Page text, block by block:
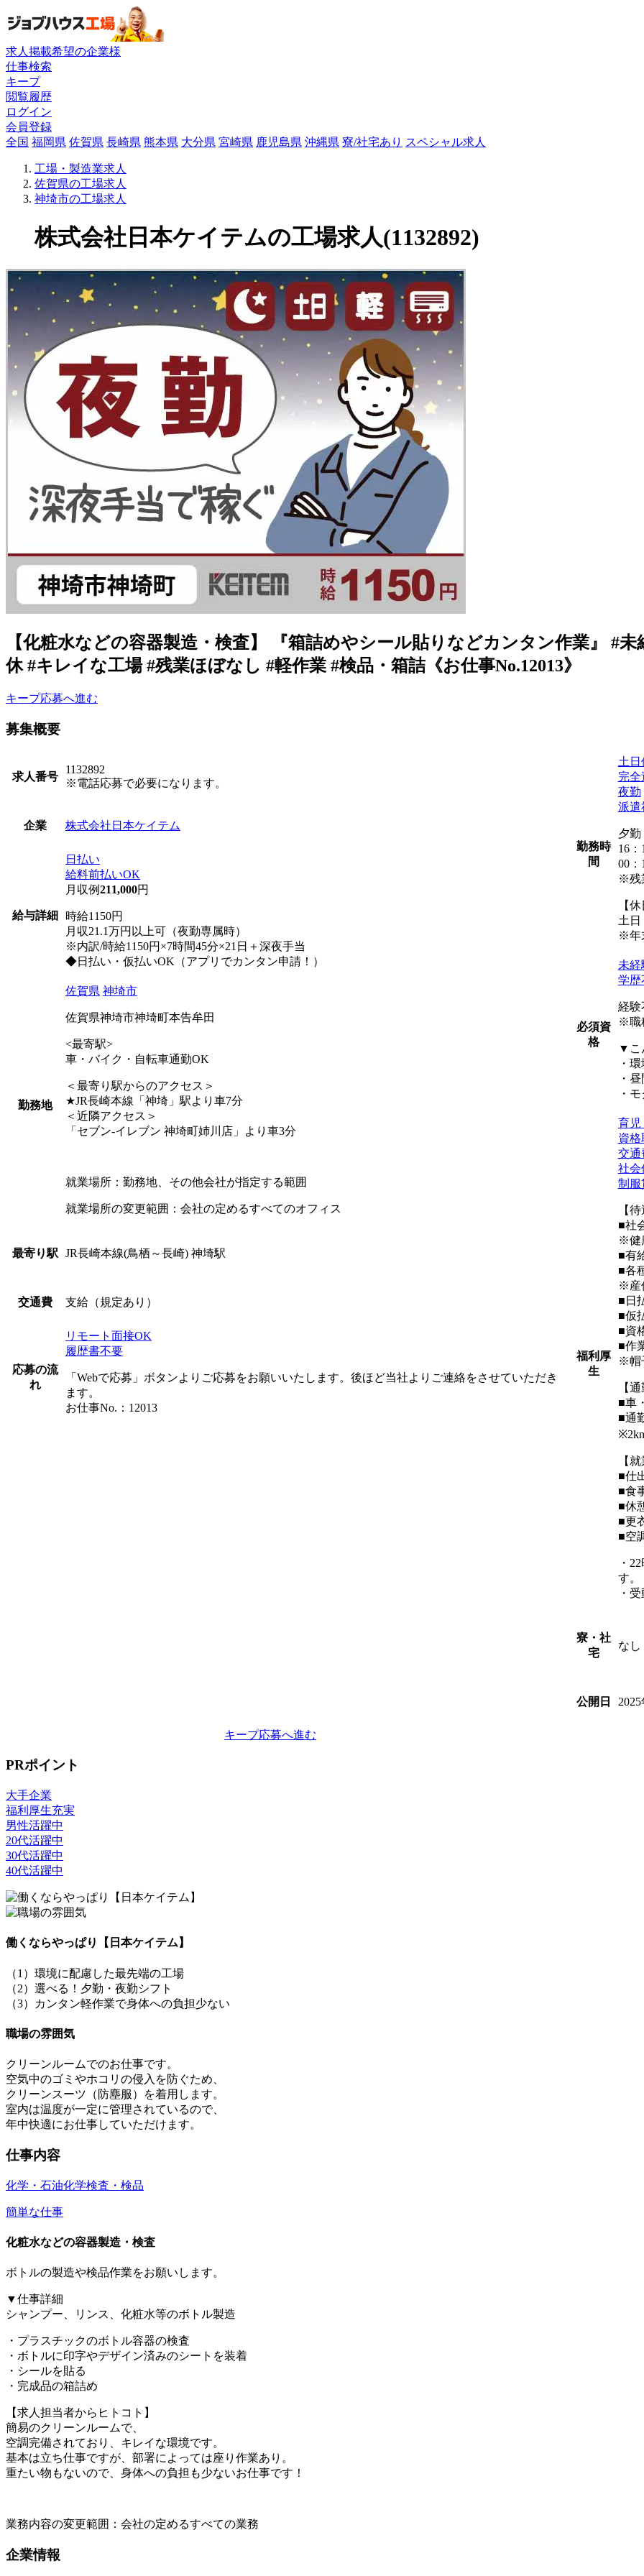
求人掲載希望の企業様
仕事検索
キープ
閲覧履歴
ログイン
会員登録
全国 福岡県 佐賀県 長崎県 熊本県 大分県 宮崎県 鹿児島県 沖縄県 寮/社宅あり スペシャル求人
工場・製造業求人
佐賀県の工場求人
神埼市の工場求人
株式会社日本ケイテムの工場求人(1132892)
【化粧水などの容器製造・検査】 『箱詰めやシール貼りなどカンタン作業』 #未
休 #キレイな工場 #残業ほぼなし #軽作業 #検品・箱詰《お仕事No.12013》
キープ応募へ進む
募集概要
求人番号
1132892
※電話応募で必要になります。
企業 株式会社日本ケイテム
給与詳細
日払い
給料前払いOK
月収例211,000円
時給1150円
月収21.1万円以上可（夜勤専属時）
※内訳/時給1150円×7時間45分×21日＋深夜手当
◆日払い・仮払いOK（アプリでカンタン申請！）
勤務地
佐賀県 神埼市
佐賀県神埼市神埼町本告牟田
<最寄駅>
車・バイク・自転車通勤OK
＜最寄り駅からのアクセス＞
★JR長崎本線「神埼」駅より車7分
＜近隣アクセス＞
「セブン-イレブン 神埼町姉川店」より車3分
就業場所：勤務地、その他会社が指定する範囲
就業場所の変更範囲：会社の定めるすべてのオフィス
最寄り駅 JR長崎本線(鳥栖～長崎) 神埼駅
交通費 支給（規定あり）
応募の流
れ
リモート面接OK
履歴書不要
「Webで応募」ボタンよりご応募をお願いいたします。後ほど当社よりご連絡をさせていただき
ます。
お仕事No.：12013
勤務時
間
土日
完全
夜勤
派遣
夕勤
16：
00：
※残
【
土日
※年
必須資
格
未経
学歴
経験
※職
▼こ
・
・
・
福利厚
生
育児
資格
交通
社会
制服
【
■社
※健
■有
■各
※産
■日
■仮
■資
■作
※帽
【
■車
■通
【
■仕
■食
■休
■更
■空
・
す。
・
寮・社
宅
なし
公開日
キープ応募へ進む
PRポイント
大手企業
福利厚生充実
男性活躍中
20代活躍中
30代活躍中
40代活躍中
働くならやっぱり【日本ケイテム】
（1）環境に配慮した最先端の工場
（2）選べる！夕勤・夜勤シフト
（3）カンタン軽作業で身体への負担少ない
職場の雰囲気
クリーンルームでのお仕事です。
空気中のゴミやホコリの侵入を防ぐため、
クリーンスーツ（防塵服）を着用します。
室内は温度が一定に管理されているので、
年中快適にお仕事していただけます。
仕事内容
化学・石油化学検査・検品
簡単な仕事
化粧水などの容器製造・検査
ボトルの製造や検品作業をお願いします。
▼仕事詳細
シャンプー、リンス、化粧水等のボトル製造
・プラスチックのボトル容器の検査
・ボトルに印字やデザイン済みのシートを装着
・シールを貼る
・完成品の箱詰め
【求人担当者からヒトコト】
簡易のクリーンルームで、
空調完備されており、キレイな環境です。
基本は立ち仕事ですが、部署によっては座り作業あり。
重たい物もないので、身体への負担も少ないお仕事です！
業務内容の変更範囲：会社の定めるすべての業務
企業情報